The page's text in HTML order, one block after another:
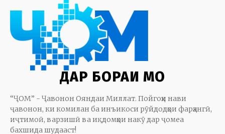
ДАР БОРАИ МО
“ҶОМ” - Ҷавонон Ояндаи Миллат. Пойгоҳи нави
ҷавонон, ки комилан ба инъикоси рӯйдодҳои фарҳангӣ,
иҷтимоӣ, варзишӣ ва иқдомҳои накӯ дар ҷомеа
бахшида шудааст!